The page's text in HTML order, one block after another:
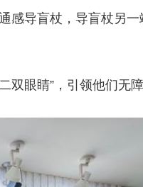
导盲杖，导盲杖另一
眼睛”，引领他们无障